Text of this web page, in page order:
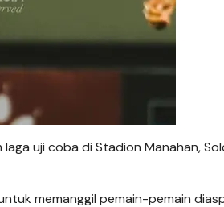
uji coba di Stadion Manahan,
memanggil pemain-pemain